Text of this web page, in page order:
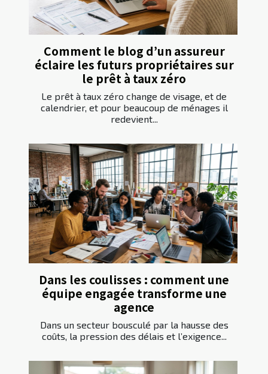
Comment le blog d’un assureur
éclaire les futurs propriétaires sur
le prêt à taux zéro
Le prêt à taux zéro change de visage, et de
calendrier, et pour beaucoup de ménages il
redevient...
Dans les coulisses : comment une
équipe engagée transforme une
agence
Dans un secteur bousculé par la hausse des
coûts, la pression des délais et l’exigence...